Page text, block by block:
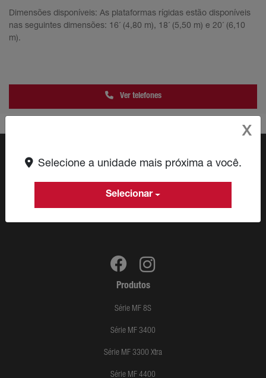
Dimensões disponíveis: As plataformas rígidas estão disponíveis
nas seguintes dimensões: 16´ (4,80 m), 18´ (5,50 m) e 20´ (6,10
m).
Ver telefones
CNPJ: 09.580.023/0008-63
Produtos
Série MF 8S
Série MF 3400
Série MF 3300 Xtra
Série MF 4400
X
Selecione a unidade mais próxima a você.
Selecionar